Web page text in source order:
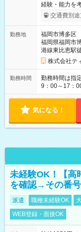
交通費別途
勤務地
福岡市博多区
福岡県福岡市
港線東比恵駅
株式会社テ
勤務時間
勤務時間は指
9：00～17：
からは家事に
勤務で、ご希
気になる！
未経験OK！【高
を確認→その番
派遣 職種未経験OK
WEB登録・面接OK